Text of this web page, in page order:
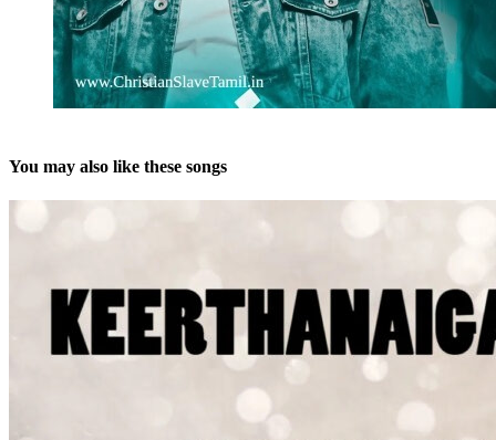
You may also like these songs